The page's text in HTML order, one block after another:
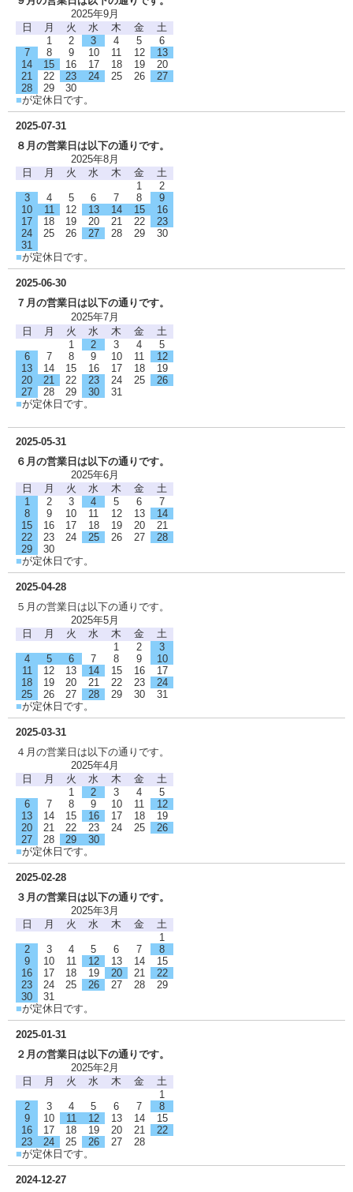
2025年9月
日
月 火 水 木 金
土
1
2 3 4 5
6
7
8 9 10 11 12
13
14
15 16 17 18 19
20
21
22 23 24 25 26
27
28
29
30
■が定休日です。
2025-07-31
８月の営業日は以下の通りです。
2025年8月
日
月 火 水 木 金
土
1
2
3
4 5 6 7 8
9
10
11 12 13 14 15
16
17
18 19 20 21 22
23
24
25 26 27 28 29
30
31
■が定休日です。
2025-06-30
７月の営業日は以下の通りです。
2025年7月
日
月 火 水 木 金
土
1
2 3 4
5
6
7 8 9 10 11
12
13
14 15 16 17 18
19
20
21 22 23 24 25
26
27
28 29 30
31
■が定休日です。
2025-05-31
６月の営業日は以下の通りです。
2025年6月
日
月 火 水 木 金
土
1
2 3 4 5 6
7
8
9 10 11 12 13
14
15
16 17 18 19 20
21
22
23 24 25 26 27
28
29
30
■が定休日です。
2025-04-28
５月の営業日は以下の通りです。
2025年5月
日
月 火 水 木 金
土
1
2
3
4
5 6 7 8 9
10
11
12 13 14 15 16
17
18
19 20 21 22 23
24
25
26 27 28 29 30
31
■が定休日です。
2025-03-31
４月の営業日は以下の通りです。
2025年4月
日
月 火 水 木 金
土
1
2 3 4
5
6
7 8 9 10 11
12
13
14 15 16 17 18
19
20
21 22 23 24 25
26
27
28 29
30
■が定休日です。
2025-02-28
３月の営業日は以下の通りです。
2025年3月
日
月 火 水 木 金
土
1
2
3 4 5 6 7
8
9
10 11 12 13 14
15
16
17 18 19 20 21
22
23
24 25 26 27 28
29
30
31
■が定休日です。
2025-01-31
２月の営業日は以下の通りです。
2025年2月
日
月 火 水 木 金
土
1
2
3 4 5 6 7
8
9
10 11 12 13 14
15
16
17 18 19 20 21
22
23
24 25 26 27
28
■が定休日です。
2024-12-27